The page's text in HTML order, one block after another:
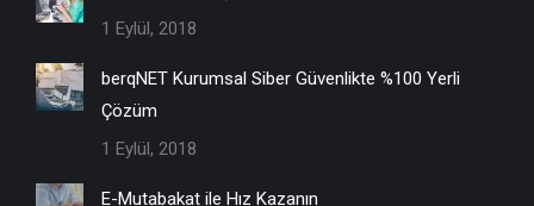
1 Eylül, 2018
berqNET Kurumsal Siber Güvenlikte %100 Yerli
Çözüm
1 Eylül, 2018
E-Mutabakat ile Hız Kazanın